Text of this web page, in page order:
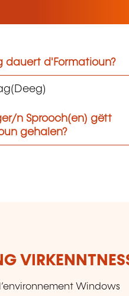
dauert d'Formatioun?
n Sprooch(en) gëtt
gehalen?
Windows